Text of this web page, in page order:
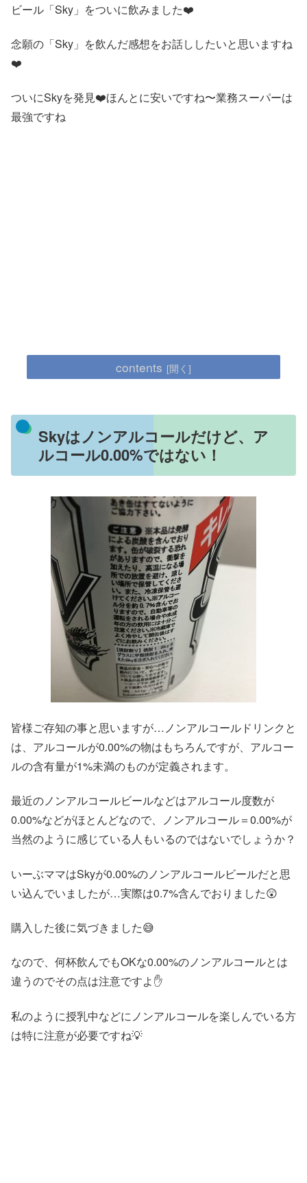
ビール「Sky」をついに飲みました❤️
念願の「Sky」を飲んだ感想をお話ししたいと思いますね
❤️
ついにSkyを発見❤️ほんとに安いですね〜業務スーパーは
最強ですね
contents
Skyはノンアルコールだけど、ア
ルコール0.00%ではない！
皆様ご存知の事と思いますが…ノンアルコールドリンクと
は、アルコールが0.00%の物はもちろんですが、アルコー
ルの含有量が1%未満のものが定義されます。
最近のノンアルコールビールなどはアルコール度数が
0.00%などがほとんどなので、ノンアルコール＝0.00%が
当然のように感じている人もいるのではないでしょうか？
いーぶママはSkyが0.00%のノンアルコールビールだと思
い込んでいましたが…実際は0.7%含んでおりました😲
購入した後に気づきました😅
なので、何杯飲んでもOKな0.00%のノンアルコールとは
違うのでその点は注意ですよ✋
私のように授乳中などにノンアルコールを楽しんでいる方
は特に注意が必要ですね💡